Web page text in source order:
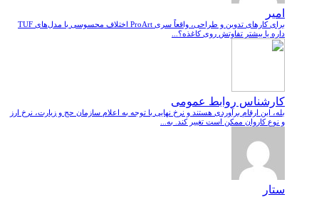
امیر
برای کارهای تدوین و طراحی، واقعاً سری ProArt اختلاف محسوسی با مدل‌های TUF
داره یا بیشتر تفاوتش روی کاغذه؟...
کارشناس روابط عمومی
بله، این ارقام برآوردی هستند و نرخ نهایی با توجه به اعلام سازمان حج و زیارت، نرخ ارز
و نوع کاروان ممکن است تغییر کند. به...
ستار